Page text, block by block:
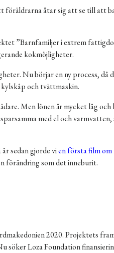
åtar sig att se till att
”Barnfamiljer i extrem
kokmöjligheter.
Nu börjar en ny process, då
och tvättmaskin.
Men lönen är mycket låg
med el och
sedan gjorde vien första film om
förändring som det inneburit.
2020. Projektets
Loza Foundation